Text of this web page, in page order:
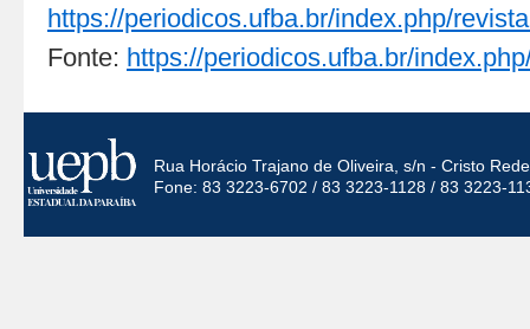
https://periodicos.ufba.br/index.php/
Fonte: https://periodicos.ufba.br/
Rua Horácio Trajano de Oliveira, s/n - Cristo
Fone: 83 3223-6702 / 83 3223-1128 / 83 3223-